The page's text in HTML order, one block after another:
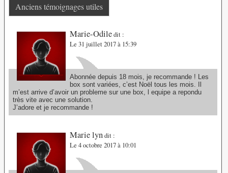
Anciens témoignages utiles
Marie-Odiledit :
Le 31 juillet 2017 à 15:39
Abonnée depuis 18 mois, je recommande ! Les
box sont variées, c’est Noël tous les mois. Il
m’est arrive d’avoir un probleme sur une box, l equipe a repondu
très vite avec une solution.
J’adore et je recommande !
Marie lyn dit :
Le 4 octobre 2017 à 10:01